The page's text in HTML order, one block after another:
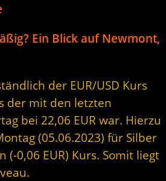
Ein Blick auf Newmont,
der EUR/USD Kurs
der mit den letzten
bei 22,06 EUR war. Hierzu
(05.06.2023) für Silber
0,06 EUR) Kurs. Somit liegt